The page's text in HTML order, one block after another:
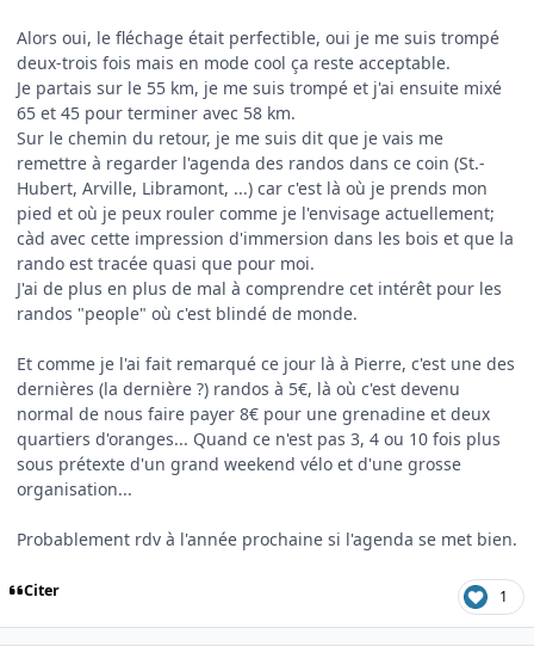
Alors oui, le fléchage était perfectible, oui je me suis trompé
deux-trois fois mais en mode cool ça reste acceptable.
Je partais sur le 55 km, je me suis trompé et j'ai ensuite mixé
65 et 45 pour terminer avec 58 km.
Sur le chemin du retour, je me suis dit que je vais me
remettre à regarder l'agenda des randos dans ce coin (St.-
Hubert, Arville, Libramont, ...) car c'est là où je prends mon
pied et où je peux rouler comme je l'envisage actuellement;
càd avec cette impression d'immersion dans les bois et que la
rando est tracée quasi que pour moi.
J'ai de plus en plus de mal à comprendre cet intérêt pour les
randos "people" où c'est blindé de monde.
Et comme je l'ai fait remarqué ce jour là à Pierre, c'est une des
dernières (la dernière ?) randos à 5€, là où c'est devenu
normal de nous faire payer 8€ pour une grenadine et deux
quartiers d'oranges... Quand ce n'est pas 3, 4 ou 10 fois plus
sous prétexte d'un grand weekend vélo et d'une grosse
organisation...
Probablement rdv à l'année prochaine si l'agenda se met bien.
Citer 1